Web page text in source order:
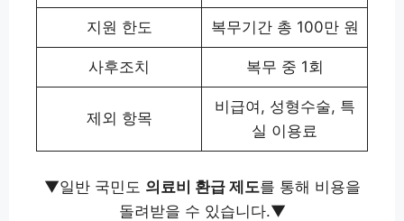
지원 한도 복무기간 총 100만 원
사후조치 복무 중 1회
제외 항목
비급여, 성형수술, 특
실 이용료
▼일반 국민도 의료비 환급 제도를 통해 비용을
돌려받을 수 있습니다.▼